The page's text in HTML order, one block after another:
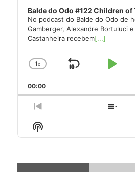
Balde do Odo #122 Children of
No podcast do Balde do Odo de
Gamberger, Alexandre Bortuluci e
Castanheira recebem[...]
Change
Rate
1x
Skip
Play
00:00
Previous
Episode
Show
Show
Podcast